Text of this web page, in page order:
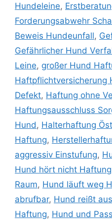
Hundeleine,
Forderungsabwehr
Beweis Hundeunfall,
Gefährlicher Hund
Leine, großer Hund
Haftpflichtversicherung
Defekt, Haftung ohne
Haftungsausschluss
Hund, Halterhaftung
Haftung,
aggressiv Einstufung,
Hund hört nicht Haftung
Raum, Hund läuft weg
abrufbar, Hund reißt aus
Haftung, Hund und